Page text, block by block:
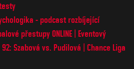
- podcast rozbíjející
přestupy ONLINE
Eventový
92: Szabová vs. Pudilová
Chance Liga